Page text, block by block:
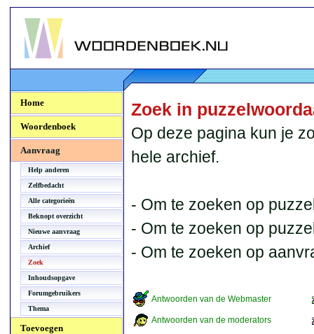
Woordenboek.NU
Home
Woordenboek
Aanvraag
Help anderen
Zelfbedacht
Alle categorieën
Beknopt overzicht
Nieuwe aanvraag
Archief
Zoek
Inhoudsopgave
Forumgebruikers
Thema
Toevoegen
Zoek in
Op deze pagina kun je
hele archief.
- Om te zoeken op
- Om te zoeken op
- Om te zoeken op
Antwoorden van de Webmaster
Antwoorden van de moderators